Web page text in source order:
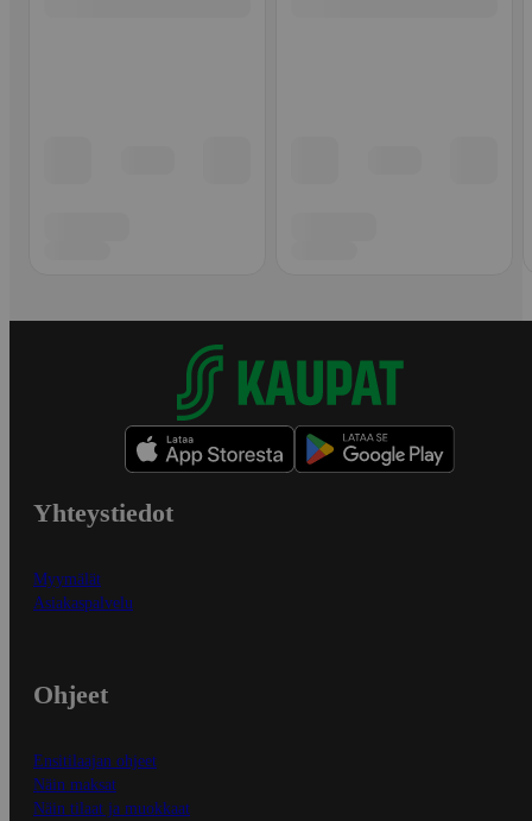
Yhteystiedot
Myymälät
Asiakaspalvelu
Ohjeet
Ensitilaajan ohjeet
Näin maksat
Näin tilaat ja muokkaat